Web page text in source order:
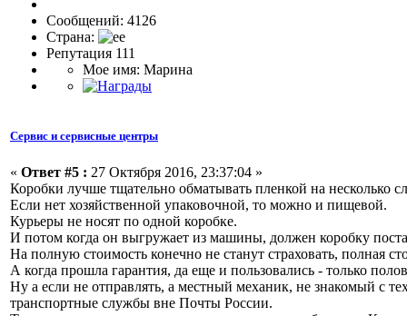
Сообщений: 4126
Страна:
Репутация 111
Мое имя: Марина
Сервис и сервисные центры
« Ответ #5 : 27 Октября 2016, 23:37:04 »
Коробки лучше тщательно обматывать пленкой на несколько
Если нет хозяйственной упаковочной, то можно и пищевой.
Курьеры не носят по одной коробке.
И потом когда он выгружает из машины, должен коробку
На полную стоимость конечно не станут страховать, полная
А когда прошла гарантия, да еще и пользовались - только
Ну а если не отправлять, а местный механик, не знакомый с
транспортные службы вне Почты России.